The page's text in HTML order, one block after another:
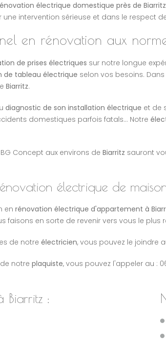
électrique domestique près de Biarritz
intervention sérieuse et dans le respect
en rénovation aux
de prises électriques sur notre longue
de tableau électrique selon vos besoins.
Biarritz.
diagnostic de son installation électrique et de
domestiques parfois fatals... Notre
Concept aux environs de Biarritz sauront
électrique de
en rénovation électrique d'appartement à
faisons en sorte de revenir vers vous le plus
de notre électricien, vous pouvez le joindre
notre plaquiste, vous pouvez l'appeler au :
Biarritz :